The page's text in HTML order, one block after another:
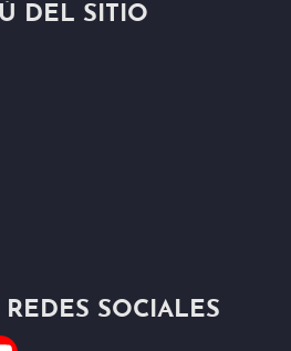
DEL SITIO
REDES SOCIALES